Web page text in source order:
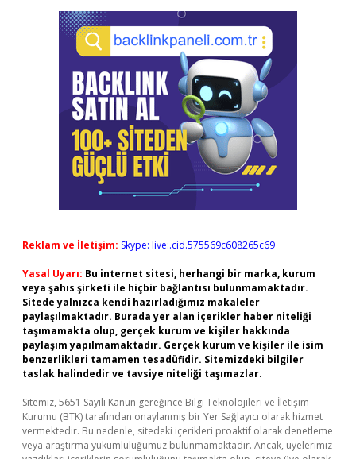
Reklam ve İletişim: Skype: live:.cid.575569c608265c69
Yasal Uyarı: Bu internet sitesi, herhangi bir marka, kurum
veya şahıs şirketi ile hiçbir bağlantısı bulunmamaktadır.
Sitede yalnızca kendi hazırladığımız makaleler
paylaşılmaktadır. Burada yer alan içerikler haber niteliği
taşımamakta olup, gerçek kurum ve kişiler hakkında
paylaşım yapılmamaktadır. Gerçek kurum ve kişiler ile isim
benzerlikleri tamamen tesadüfidir. Sitemizdeki bilgiler
taslak halindedir ve tavsiye niteliği taşımazlar.
Sitemiz, 5651 Sayılı Kanun gereğince Bilgi Teknolojileri ve İletişim
Kurumu (BTK) tarafından onaylanmış bir Yer Sağlayıcı olarak hizmet
vermektedir. Bu nedenle, sitedeki içerikleri proaktif olarak denetleme
veya araştırma yükümlülüğümüz bulunmamaktadır. Ancak, üyelerimiz